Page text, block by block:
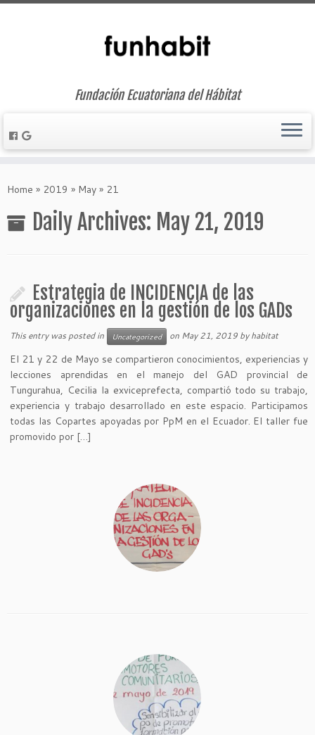
to
Fundación Ecuatoriana del Hábitat
Home » 2019 » May » 21
Daily Archives: May 21, 2019
Estrategia de INCIDENCIA de las
organizaciones en la gestión de los GADs
This entry was posted in Uncategorized on May 21, 2019 byhabitat
El 21 y 22 de Mayo se compartieron conocimientos, experiencias y
lecciones aprendidas en el manejo del GAD provincial de
Tungurahua, Cecilia la exviceprefecta, compartió todo su trabajo,
experiencia y trabajo desarrollado en este espacio. Participamos
todas las Copartes apoyadas por PpM en el Ecuador. El taller fue
promovido por […]